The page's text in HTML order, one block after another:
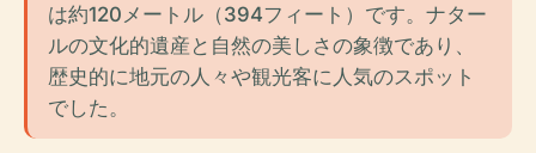
は約120メートル（394フィート）です。ナター
ルの文化的遺産と自然の美しさの象徴であり、
歴史的に地元の人々や観光客に人気のスポット
でした。